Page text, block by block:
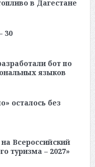
в Дагестане
30
бот по
языков
осталось без
Всероссийский
туризма – 2027»